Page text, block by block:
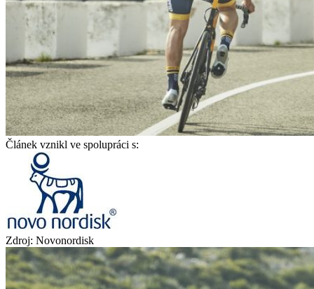
Článek vznikl ve spolupráci s:
Zdroj: Novonordisk